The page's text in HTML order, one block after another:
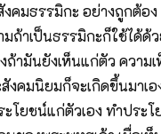
มธรรมิกะ อย่างถูกต้อง
ถ้าเป็นธรรมิกะก็ใช้ได้
ามันยังเห็นแก่ตัว ความ
คมนิยมก็จะเกิดขึ้นมาเอ
โยชน์แก่ตัวเอง ทำประ